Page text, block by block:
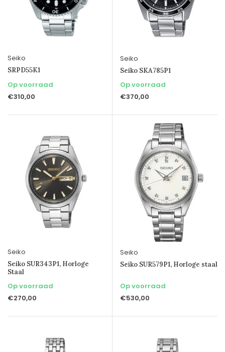
Seiko
SRPD55K1
Op voorraad
€310,00
Seiko
Seiko SKA785P1
Op voorraad
€370,00
Seiko
Seiko SUR343P1, Horloge
Staal
Op voorraad
€270,00
Seiko
Seiko SUR579P1, Horloge staal
Op voorraad
€530,00